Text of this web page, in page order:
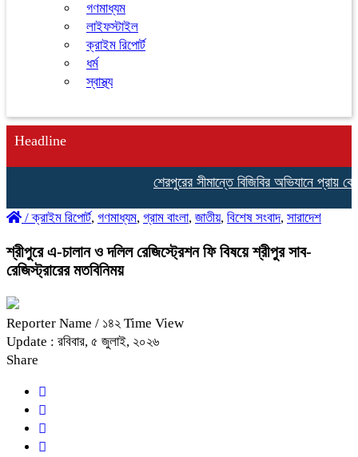
গণমাধ্যম
লাইফস্টাইল
ক্রাইম রিপোর্ট
ধর্ম
স্বাস্থ্য
Headline
শেরপুরের সীমান্তে বিজিবির অভিযানে প্রায়
/ক্রাইম রিপোর্ট, গণমাধ্যম, গ্রাম বাংলা, জাতীয়, বিশেষ সংবাদ, সারাদেশ
শ্রীপুরে এ-চালান ও দলিল রেজিস্ট্রেশন ফি বিষয়ে শ্রীপুর সাব-
রেজিস্ট্রারের মতবিনিময়
Reporter Name / ১৪২ Time View
Update : রবিবার, ৫ জুলাই, ২০২৬
Share